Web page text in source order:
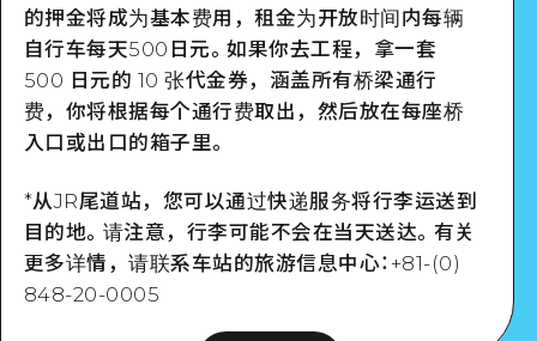
的押金将成为基本费用，租金为开放时间内每辆
自行车每天500日元。如果你去工程，拿一套
500 日元的 10 张代金券，涵盖所有桥梁通行
费，你将根据每个通行费取出，然后放在每座桥
入口或出口的箱子里。
*从JR尾道站，您可以通过快递服务将行李运送到
目的地。请注意，行李可能不会在当天送达。有关
更多详情，请联系车站的旅游信息中心：+81-(0)
848-20-0005